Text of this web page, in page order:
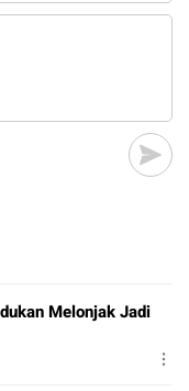
Melonjak Jadi